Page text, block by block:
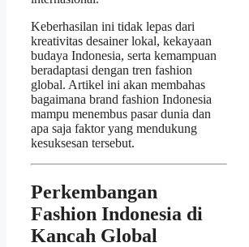
Keberhasilan ini tidak lepas dari
kreativitas desainer lokal, kekayaan
budaya Indonesia, serta kemampuan
beradaptasi dengan tren fashion
global. Artikel ini akan membahas
bagaimana brand fashion Indonesia
mampu menembus pasar dunia dan
apa saja faktor yang mendukung
kesuksesan tersebut.
Perkembangan
Fashion Indonesia di
Kancah Global